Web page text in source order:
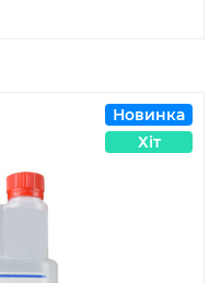
Новинка
Хіт